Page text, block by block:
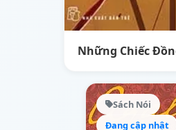
Những Chiếc
Sách Nói
Đang cập nhật